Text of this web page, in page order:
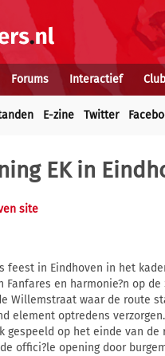
Forums Interactief Club
E-zine Twitter
EK in
site
feest in Eindhoven in het
Fanfares en harmonie?n op
Willemstraat waar de route
element optredens verzorgen.
gespeeld op het einde van de
offici?le opening door